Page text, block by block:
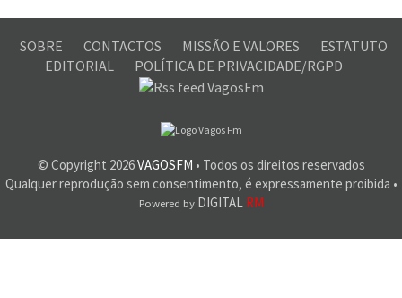
SOBRE CONTACTOS MISSÃO E VALORES
ESTATUTO
EDITORIAL
POLÍTICA DE PRIVACIDADE/RGPD
© Copyright 2026VAGOSFM • Todos os direitos reservados
Qualquer reprodução sem consentimento, é expressamente proibida •
Powered byDIGITAL RM